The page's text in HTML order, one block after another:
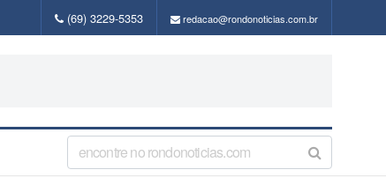
(69) 3229-5353 redacao@rondonoticias.com.br